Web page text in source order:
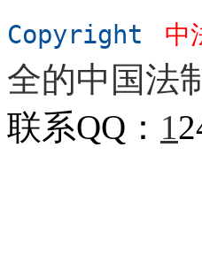
Copyright 中
全的中国法
联系QQ： 1